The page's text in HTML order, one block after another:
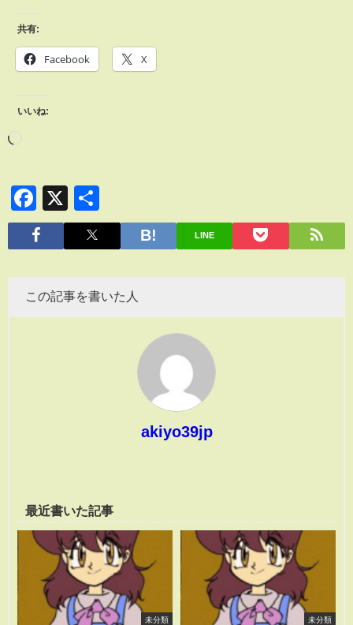
共有:
Facebook X
いいね:
Facebook
X
有
LINE
この記事を書いた人
akiyo39jp
最近書いた記事
未分類 未分類